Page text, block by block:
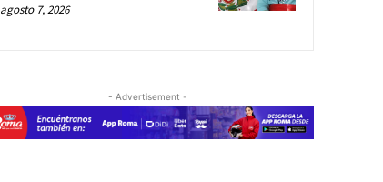
agosto 7, 2026
- Advertisement -